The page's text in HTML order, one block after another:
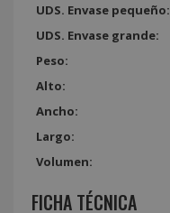
UDS. Envase pequeño:
UDS. Envase grande:
Peso:
Alto:
Ancho:
Largo:
Volumen:
FICHA TÉCNICA